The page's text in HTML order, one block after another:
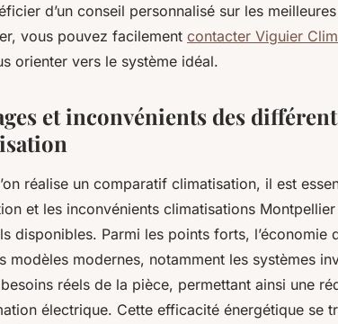
d’un conseil personnalisé sur les
vous pouvez facilement contacter Viguier
orienter vers le système idéal.
et inconvénients des
réalise un comparatif climatisation, il est
et les inconvénients climatisations
disponibles. Parmi les points forts, l’économie
modèles modernes, notamment les systèmes
réels de la pièce, permettant ainsi une
électrique. Cette efficacité énergétique se